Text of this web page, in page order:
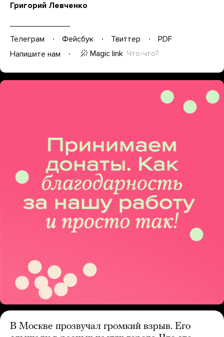
Григорий Левченко
Телеграм Фейсбук Твиттер
PDF
Напишите нам
Magic link Что-что?
В Москве прозвучал громкий взрыв. Его